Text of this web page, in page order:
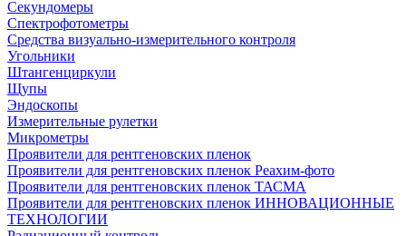
Секундомеры
Спектрофотометры
Средства визуально-измерительного контроля
Угольники
Штангенциркули
Щупы
Эндоскопы
Измерительные рулетки
Микрометры
Проявители для рентгеновских пленок
Проявители для рентгеновских пленок Реахим-фото
Проявители для рентгеновских пленок ТАСМА
Проявители для рентгеновских пленок ИННОВАЦИОННЫЕ
ТЕХНОЛОГИИ